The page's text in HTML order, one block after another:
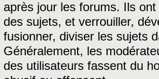
après jour les forums. Ils ont
des sujets, et verrouiller,
fusionner, diviser les sujets
Généralement, les
des utilisateurs fassent du